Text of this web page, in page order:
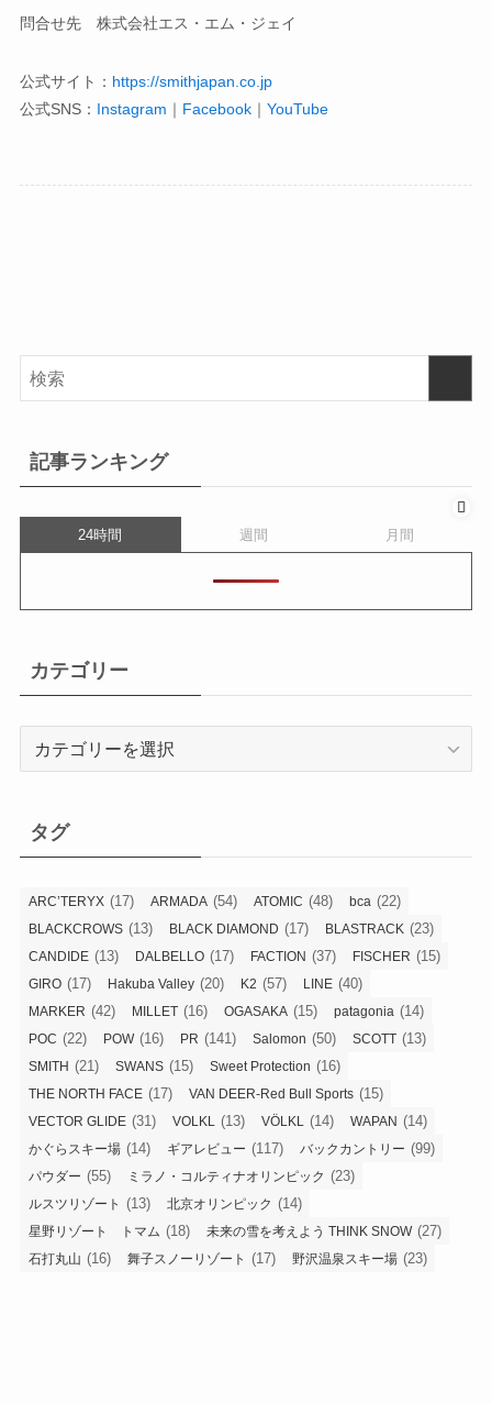
問合せ先 株式会社エス・エム・ジェイ
公式サイト： https://smithjapan.co.jp
公式SNS： Instagram ｜ Facebook｜ YouTube
記事ランキング
24時間 週間 月間
カテゴリー
ー
タグ
ARC’TERYX (17) ARMADA (54) ATOMIC (48) bca (22)
BLACKCROWS (13) BLACK DIAMOND (17) BLASTRACK (23)
CANDIDE (13) DALBELLO (17) FACTION (37) FISCHER (15)
GIRO (17) Hakuba Valley (20) K2 (57) LINE (40)
MARKER (42) MILLET (16) OGASAKA (15) patagonia (14)
POC (22) POW(16) PR (141) Salomon (50) SCOTT (13)
SMITH (21) SWANS (15) Sweet Protection (16)
THE NORTH FACE (17) VAN DEER-Red Bull Sports (15)
VECTOR GLIDE (31) VOLKL (13) VÖLKL (14) WAPAN (14)
かぐらスキー場 (14) ギアレビュー (117) バックカントリー (99)
パウダー (55) ミラノ・コルティナオリンピック (23)
ルスツリゾート (13) 北京オリンピック (14)
星野リゾート トマム (18) 未来の雪を考えよう THINK SNOW(27)
石打丸山 (16) 舞子スノーリゾート (17) 野沢温泉スキー場 (23)